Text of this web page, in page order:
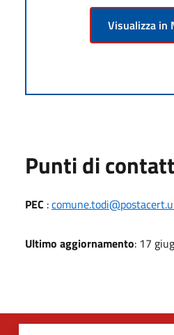
Visualizza in
Punti di
PEC :
Ultimo aggiornamento: 17